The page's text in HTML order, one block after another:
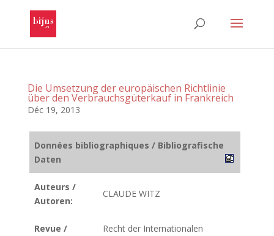
Die Umsetzung der europäischen Richtlinie
über den Verbrauchsgüterkauf in Frankreich
Déc 19, 2013
Données bibliographiques / Bibliografische
Daten
Auteurs /
Autoren:
CLAUDE WITZ
Revue /
Recht der Internationalen